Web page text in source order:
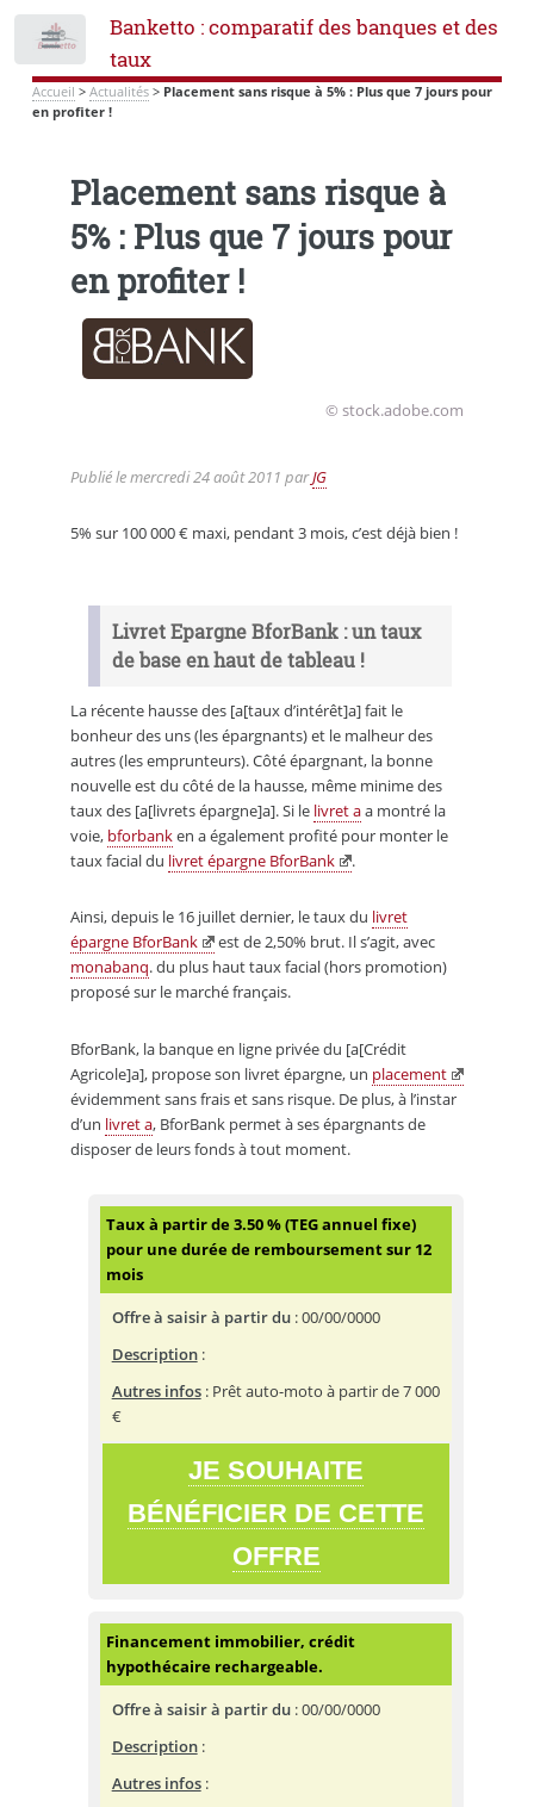
Banketto : comparatif des banques et des
taux
Accueil > Actualités> Placement sans risque à 5% : Plus que 7 jours pour
en profiter !
Placement sans risque à
5% : Plus que 7 jours pour
en profiter !
© stock.adobe.com
Publié lemercredi 24 août 2011 parJG
5% sur 100 000 € maxi, pendant 3 mois, c’est déjà bien !
Livret Epargne BforBank : un taux
de base en haut de tableau !
La récente hausse des [a[taux d’intérêt]a] fait le
bonheur des uns (les épargnants) et le malheur des
autres (les emprunteurs). Côté épargnant, la bonne
nouvelle est du côté de la hausse, même minime des
taux des [a[livrets épargne]a]. Si le livret aa montré la
voie, bforbanken a également profité pour monter le
taux facial du livret épargne BforBank .
Ainsi, depuis le 16 juillet dernier, le taux du livret
épargne BforBank
est de 2,50% brut. Il s’agit, avec
monabanq. du plus haut taux facial (hors promotion)
proposé sur le marché français.
BforBank, la banque en ligne privée du [a[Crédit
Agricole]a], propose son livret épargne, un placement
évidemment sans frais et sans risque. De plus, à l’instar
d’un livret a, BforBank permet à ses épargnants de
disposer de leurs fonds à tout moment.
Taux à partir de 3.50 % (TEG annuel fixe)
pour une durée de remboursement sur 12
mois
Offre à saisir à partir du:00/00/0000
Description:
Autres infos: Prêt auto-moto à partir de 7 000
€
JE SOUHAITE
BÉNÉFICIER DE CETTE
OFFRE
Financement immobilier, crédit
hypothécaire rechargeable.
Offre à saisir à partir du:00/00/0000
Description:
Autres infos: